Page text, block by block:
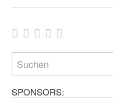
SPONSORS: